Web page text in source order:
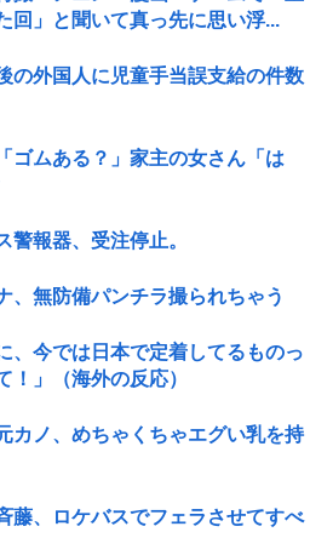
回」と聞いて真っ先に思い浮...
の外国人に児童手当誤支給の件数
ゴムある？」家主の女さん「は
警報器、受注停止。
、無防備パンチラ撮られちゃう
、今では日本で定着してるものっ
！」（海外の反応）
カノ、めちゃくちゃエグい乳を持
藤、ロケバスでフェラさせてすべ